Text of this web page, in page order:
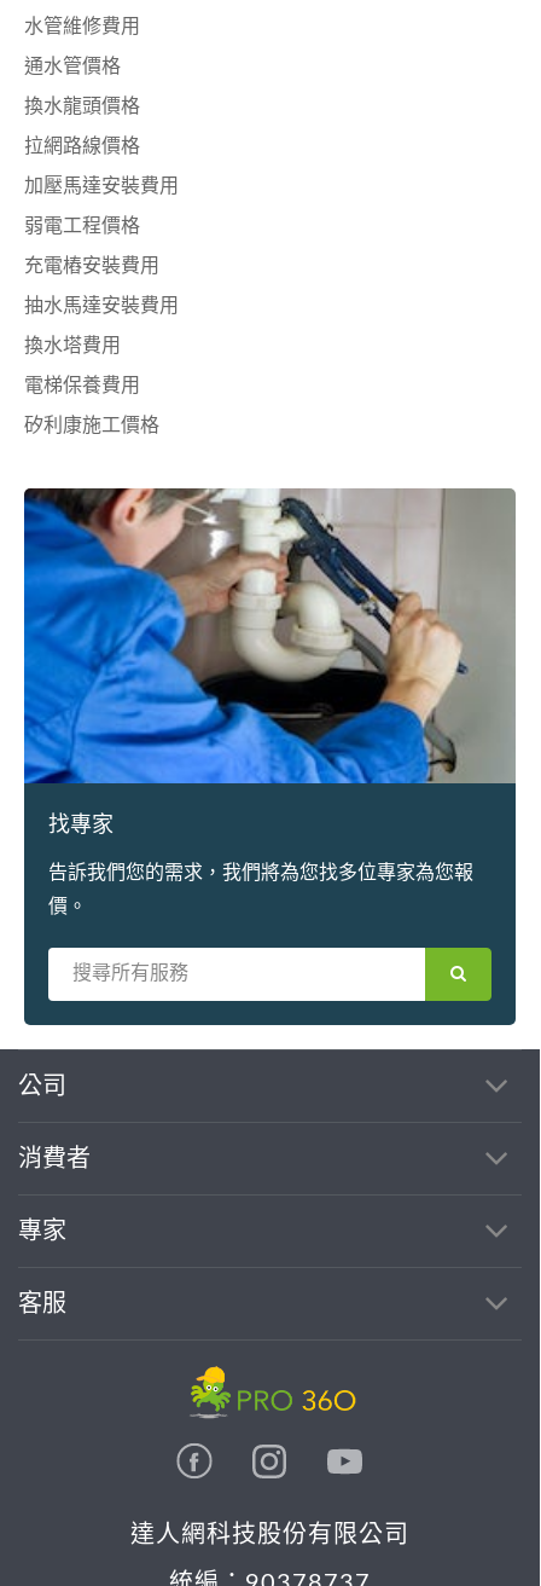
水管維修費用
通水管價格
換水龍頭價格
拉網路線價格
加壓馬達安裝費用
弱電工程價格
充電樁安裝費用
抽水馬達安裝費用
換水塔費用
電梯保養費用
矽利康施工價格
找專家
告訴我們您的需求，我們將為您找多位專家為您報
價。
公司
消費者
專家
客服
達人網科技股份有限公司
繼續完成